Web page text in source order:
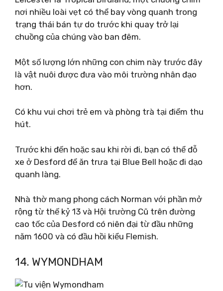
nơi nhiều loài vẹt có thể bay vòng quanh trong
trạng thái bán tự do trước khi quay trở lại
chuồng của chúng vào ban đêm.
Một số lượng lớn những con chim này trước đây
là vật nuôi được đưa vào môi trường nhân đạo
hơn.
Có khu vui chơi trẻ em và phòng trà tại điểm thu
hút.
Trước khi đến hoặc sau khi rời đi, bạn có thể đỗ
xe ở Desford để ăn trưa tại Blue Bell hoặc đi dạo
quanh làng.
Nhà thờ mang phong cách Norman với phần mở
rộng từ thế kỷ 13 và Hội trường Cũ trên đường
cao tốc của Desford có niên đại từ đầu những
năm 1600 và có đầu hồi kiểu Flemish.
14. WYMONDHAM